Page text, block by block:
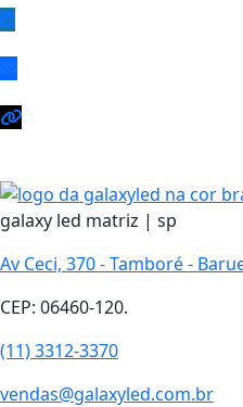
galaxy led matriz | sp
Av Ceci, 370 - Tamboré -
CEP: 06460-120.
(11) 3312-3370
vendas@galaxyled.com.br